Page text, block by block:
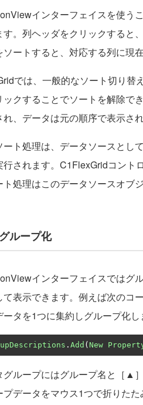
インターフェイスを使う
。列ヘッダをクリックすると
ートすると、対応する列に現
では、一般的なソート切り替
ックすることでソートを解除で
れ、データは元の順序で表示され
ト処理は、データソースとし
行されます。C1FlexGridコント
処理はこのデータソースオブ
ループ化
インターフェイスではグ
て表示できます。例えば次のコ
タを1つに集約しグループ化し
. Add (New
ループにはグループ名と［▲
データをマウス1つで折りたた